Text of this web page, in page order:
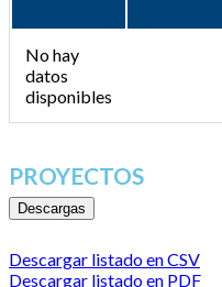
No hay
datos
disponibles
PROYECTOS
Descargas
Descargar listado en CSV
Descargar listado en PDF